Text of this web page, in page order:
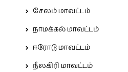
சேலம் மாவட்டம்
நாமக்கல் மாவட்டம்
ஈரோடு மாவட்டம்
நீலகிரி மாவட்டம்